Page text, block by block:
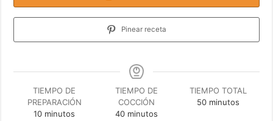
Pinear receta
TIEMPO DE
PREPARACIÓN
10minutos
minutos
TIEMPO DE
COCCIÓN
40minutos
minutos
TIEMPO TOTAL
50minutos
minutos